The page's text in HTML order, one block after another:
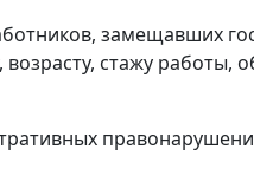
замещавших
стажу